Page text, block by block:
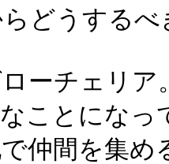
どうするべ
ローチェリ
なことにな
仲間を集め